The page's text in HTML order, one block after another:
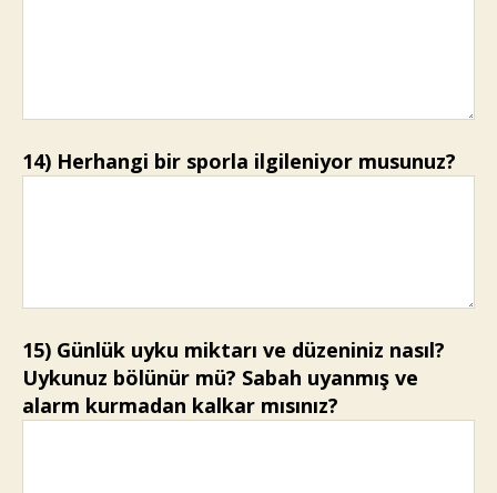
14) Herhangi bir sporla ilgileniyor musunuz?
15) Günlük uyku miktarı ve düzeniniz nasıl?
Uykunuz bölünür mü? Sabah uyanmış ve
alarm kurmadan kalkar mısınız?